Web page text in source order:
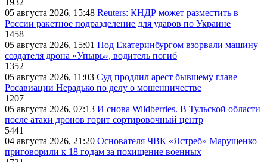
1932
05 августа 2026, 15:48 Reuters: КНДР может разместить в
России ракетное подразделение для ударов по Украине
1458
05 августа 2026, 15:01 Под Екатеринбургом взорвали машину
создателя дрона «Упырь», водитель погиб
1352
05 августа 2026, 11:03 Суд продлил арест бывшему главе
Росавиации Нерадько по делу о мошенничестве
1207
05 августа 2026, 07:13 И снова Wildberries. В Тульской области
после атаки дронов горит сортировочный центр
5441
04 августа 2026, 21:20 Основателя ЧВК «Ястреб» Марущенко
приговорили к 18 годам за похищение военных